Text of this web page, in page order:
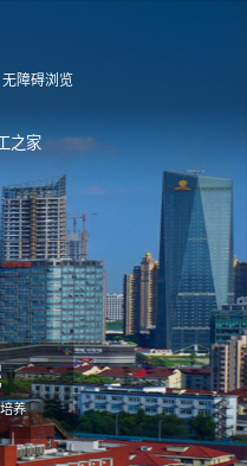
无障碍浏览
之家
养